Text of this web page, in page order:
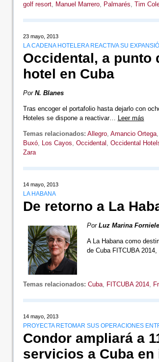
golf resort, Manuel Marrero, Palmarés, Tim
23 mayo, 2013
LA CADENA HOTELERA REACTIVA SU
Occidental, a punto
hotel en Cuba
Por N. Blanes
Tras encoger el portafolio hasta dejarlo con
Hoteles se dispone a reactivar… Leer más
Temas relacionados: Allegro, Amancio Ortega,
Buxó, Los Cayos, Occidental , Occidental
Zara
14 mayo, 2013
LA HABANA
De retorno a La
Por Luz Marina
A La Habana como
de Cuba FITCUBA
Temas relacionados: Cuba, FITCUBA 2014,
14 mayo, 2013
PROYECTA RETOMAR SUS OPERACIONES
Condor ampliará a
servicios a Cuba en